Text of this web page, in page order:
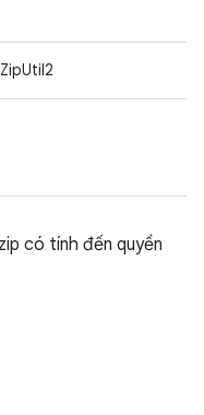
có tính đến quyền